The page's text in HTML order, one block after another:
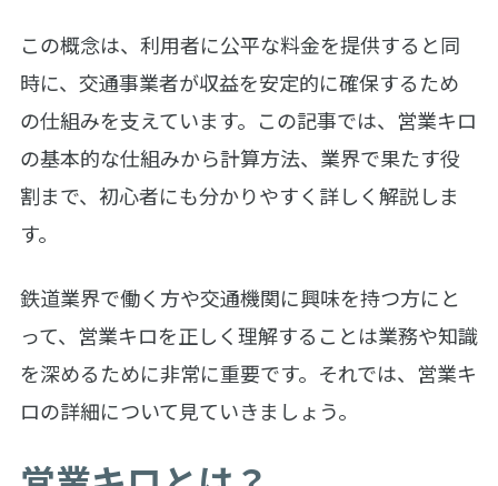
この概念は、利用者に公平な料金を提供すると同
時に、交通事業者が収益を安定的に確保するため
の仕組みを支えています。この記事では、営業キロ
の基本的な仕組みから計算方法、業界で果たす役
割まで、初心者にも分かりやすく詳しく解説しま
す。
鉄道業界で働く方や交通機関に興味を持つ方にと
って、営業キロを正しく理解することは業務や知識
を深めるために非常に重要です。それでは、営業キ
ロの詳細について見ていきましょう。